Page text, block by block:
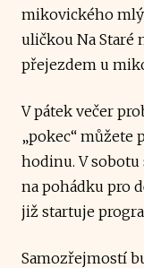
mikovického
uličkou Na Staré
přejezdem u
V pátek večer
„pokec“ můžete
hodinu. V
na pohádku pro
již startuje
Samozřejmostí